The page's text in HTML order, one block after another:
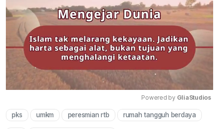
Mute
Powered by GliaStudios
pks umkm peresmian rtb rumah tangguh berdaya